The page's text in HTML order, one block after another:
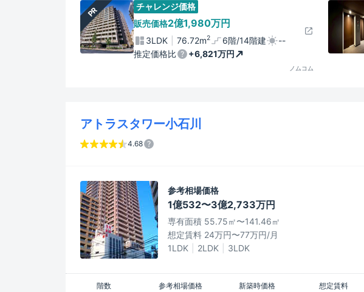
PR
チャレンジ価格
販売価格2億1,980万円
3LDK 76.72m2 6階/14階建
--
推定価格比
+6,821万円
ノムコム
アトラスタワー小石川
4.68
参考相場価格
1億532〜3億2,733万円
専有面積 55.75㎡〜141.46㎡
想定賃料 24万円〜77万円/月
1LDK
2LDK 3LDK
階数 参考相場価格 新築時価格 想定賃料